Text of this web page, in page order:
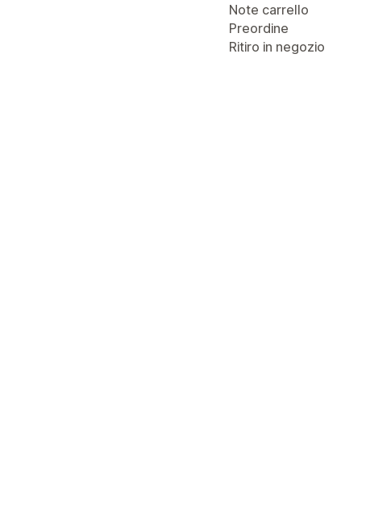
Note carrello
Preordine
Ritiro in negozio